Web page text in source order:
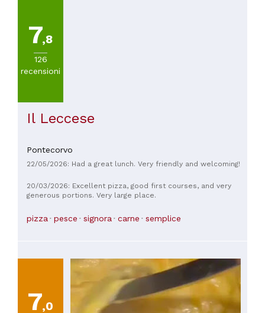
7,8
126
recensioni
Il Leccese
Pontecorvo
22/05/2026: Had a great lunch. Very friendly and welcoming!
20/03/2026: Excellent pizza, good first courses, and very
generous portions. Very large place.
pizza pesce signora carne semplice
7,0